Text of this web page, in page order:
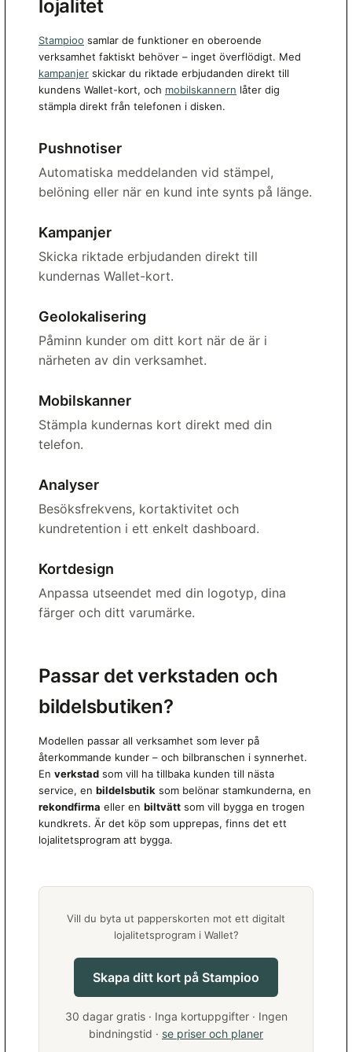
lojalitet
Stampioo samlar de funktioner en oberoende
verksamhet faktiskt behöver – inget överflödigt. Med
kampanjer skickar du riktade erbjudanden direkt till
kundens Wallet-kort, och mobilskannern låter dig
stämpla direkt från telefonen i disken.
Pushnotiser
Automatiska meddelanden vid stämpel,
belöning eller när en kund inte synts på länge.
Kampanjer
Skicka riktade erbjudanden direkt till
kundernas Wallet-kort.
Geolokalisering
Påminn kunder om ditt kort när de är i
närheten av din verksamhet.
Mobilskanner
Stämpla kundernas kort direkt med din
telefon.
Analyser
Besöksfrekvens, kortaktivitet och
kundretention i ett enkelt dashboard.
Kortdesign
Anpassa utseendet med din logotyp, dina
färger och ditt varumärke.
Passar det verkstaden och
bildelsbutiken?
Modellen passar all verksamhet som lever på
återkommande kunder – och bilbranschen i synnerhet.
En verkstad som vill ha tillbaka kunden till nästa
service, en bildelsbutik som belönar stamkunderna, en
rekondfirma eller en biltvätt som vill bygga en trogen
kundkrets. Är det köp som upprepas, finns det ett
lojalitetsprogram att bygga.
Vill du byta ut papperskorten mot ett digitalt
lojalitetsprogram i Wallet?
Skapa ditt kort på Stampioo
30 dagar gratis · Inga kortuppgifter · Ingen
bindningstid · se priser och planer